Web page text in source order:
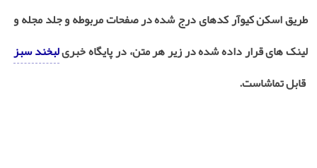
طریق اسکن کیوآر کدهای درج‌ شده در صفحات مربوطه و جلد مجله و
لینک های قرار داده شده در زیر هر متن، در پایگاه خبریلبخند سبز
قابل تماشاست.